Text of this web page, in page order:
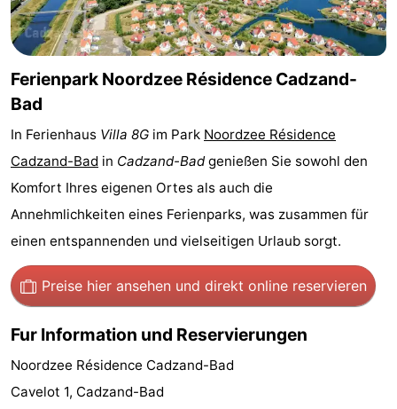
Lastminutes
Strand
Sehen
tun
Museen
-
Mühlen
-
Aussichtspunkte
Attraktionen
Rundfahrten
-
Ferienpark Noordzee Résidence Cadzand-
Bad
In Ferienhaus Villa 8G im Park Noordzee Résidence
Cadzand-Bad in Cadzand-Badgenießen Sie sowohl den
Komfort Ihres eigenen Ortes als auch die
Annehmlichkeiten eines Ferienparks, was zusammen für
einen entspannenden und vielseitigen Urlaub sorgt.
Preise hier ansehen und direkt online reservieren
Fur Information und Reservierungen
Noordzee Résidence Cadzand-Bad
Cavelot 1, Cadzand-Bad